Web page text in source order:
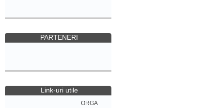
PARTENERI
Link-uri utile
ORGA